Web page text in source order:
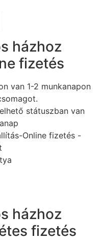
házhoz
fizetés
van 1-2 munkanapon
státuszban van
Online fizetés -
házhoz
fizetés